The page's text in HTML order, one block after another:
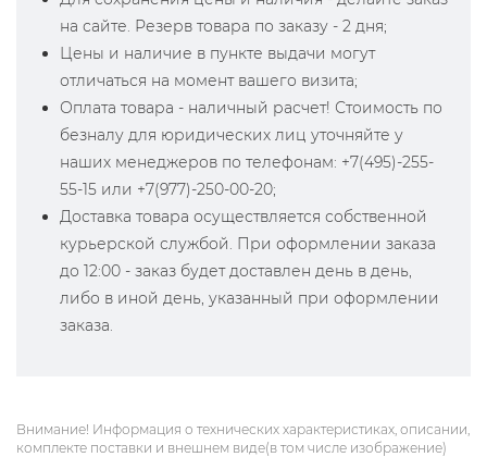
на сайте. Резерв товара по заказу - 2 дня;
Цены и наличие в пункте выдачи могут
отличаться на момент вашего визита;
Оплата товара - наличный расчет! Стоимость по
безналу для юридических лиц уточняйте у
наших менеджеров по телефонам: +7(495)-255-
55-15 или +7(977)-250-00-20;
Доставка товара осуществляется собственной
курьерской службой. При оформлении заказа
до 12:00 - заказ будет доставлен день в день,
либо в иной день, указанный при оформлении
заказа.
Внимание! Информация о технических характеристиках, описании,
комплекте поставки и внешнем виде(в том числе изображение)